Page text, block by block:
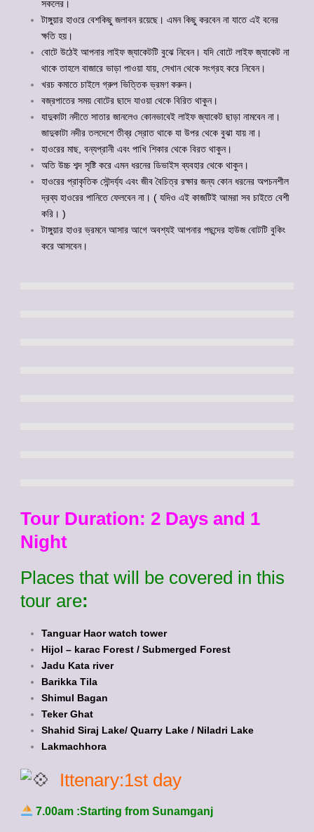
সকলের।
টাঙ্গুয়ার হাওরে বেশকিছু জলাবন রয়েছে। এমন কিছু করবেন না যাতে এই বনের
ক্ষতি হয়।
বোটে উঠেই আপনার লাইফ জ্যাকেটটি বুঝে নিবেন। যদি বোটে লাইফ জ্যাকেট না
থাকে তাহলে বাজারে ভাড়া পাওয়া যায়, সেখান থেকে সংগ্রহ করে নিবেন।
খরচ কমাতে চাইলে গ্রুপ ভিত্তিক ভ্রমণ করুন।
বজ্রপাতের সময় বোটের ছাদে যাওয়া থেকে বিরিত থাকুন।
যাদুকাটা নদীতে সাতার জানলেও কোনভাবেই লাইফ জ্যাকেট ছাড়া নামবেন না।
জাদুকাটা নদীর তলদেশে তীব্র স্রোত থাকে যা উপর থেকে বুঝা যায় না।
হাওরের মাছ, বন্যপ্রানী এবং পাখি শিকার থেকে বিরত থাকুন।
অতি উচ্চ শব্দ সৃষ্টি করে এমন ধরনের ডিভাইস ব্যবহার থেকে থাকুন।
হাওরের প্রাকৃতিক সৌন্দর্য্য এবং জীব বৈচিত্র রক্ষার জন্য কোন ধরনের অপচনশীল
দ্রব্য হাওরের পানিতে ফেলবেন না। ( যদিও এই কাজটিই আমরা সব চাইতে বেশী
করি। )
টাঙ্গুয়ার হাওর ভ্রমনে আসার আগে অবশ্যই আপনার পছন্দের হাউজ বোটটি বুকিং
করে আসবেন।
Tour Duration: 2 Days and 1
Night
Places that will be covered in this
tour are:
Tanguar Haor watch tower
Hijol – karac Forest / Submerged Forest
Jadu Kata river
Barikka Tila
Shimul Bagan
Teker Ghat
Shahid Siraj Lake/ Quarry Lake / Niladri Lake
Lakmachhora
Ittenary:1st day
7.00am :Starting from Sunamganj